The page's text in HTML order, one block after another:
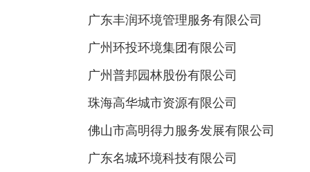
广东丰润环境管理服务有限公司
广州环投环境集团有限公司
广州普邦园林股份有限公司
珠海高华城市资源有限公司
佛山市高明得力服务发展有限公司
广东名城环境科技有限公司